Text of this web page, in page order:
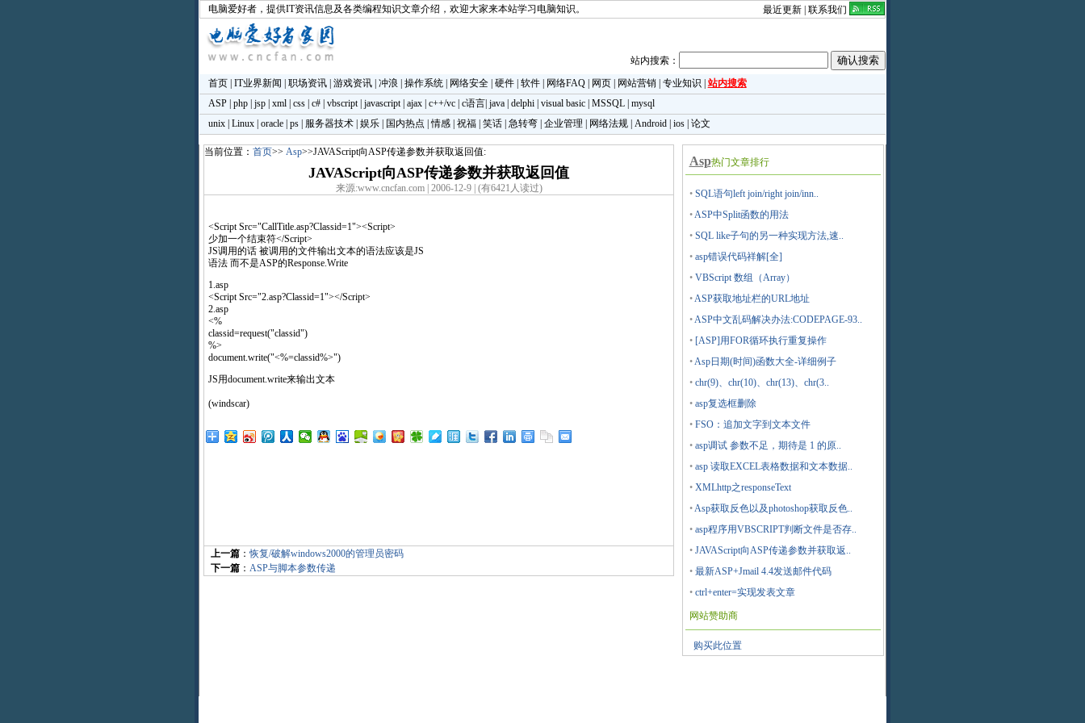
电脑爱好者 ，提供IT资讯信息及各类编程知识文章介绍，欢迎大家来本站学习电脑知识。 最近更新 联系我们
站内搜索：
首页| IT业界新闻 职场资讯| 游戏资讯| 冲浪 操作系统| 网络安全| 硬件| 软件| 网络FAQ| 网页| 网站营销| 专业知识
站内搜索
ASP| php| jsp| xml| css| c#| vbscript| javascript| ajax| c++/vc| c语言| java| delphi| visual basic| MSSQL| mysql
unix| Linux| oracle| ps| 服务器技术| 娱乐| 国内热点 |情感| 祝福| 笑话| 急转弯| 企业管理 网络法规| Android| ios| 论文
当前位置： 首页>> Asp>>JAVAScript向ASP传递参数并获取返回值:
JAVAScript向ASP传递参数并获取返回值
来源:www.cncfan.com | 2006-12-9 | (有6421人读过)
<Script Src="CallTitle.asp?Classid=1"><Script>
少加一个结束符</Script>
JS调用的话 被调用的文件输出文本的语法应该是JS
语法 而不是ASP的Response.Write
1.asp
<Script Src="2.asp?Classid=1"></Script>
2.asp
<%
classid=request("classid")
%>
document.write("<%=classid%>")
JS用document.write来输出文本
(windscar)
上一篇 ：恢复/破解windows2000的管理员密码
下一篇 ： ASP与脚本参数传递
Asp热门文章排行
• SQL语句left join/right join/inn..
•ASP中Split函数的用法
• SQL like子句的另一种实现方法,速..
• asp错误代码祥解[全]
• VBScript 数组（Array）
•ASP获取地址栏的URL地址
•ASP中文乱码解决办法:CODEPAGE-93..
• [ASP]用FOR循环执行重复操作
•Asp日期(时间)函数大全-详细例子
• chr(9)、chr(10)、chr(13)、chr(3..
• asp复选框删除
• FSO：追加文字到文本文件
• asp调试 参数不足，期待是 1 的原..
• asp 读取EXCEL表格数据和文本数据..
• XMLhttp之responseText
•Asp获取反色以及photoshop获取反色..
• asp程序用VBSCRIPT判断文件是否存..
• JAVAScript向ASP传递参数并获取返..
• 最新ASP+Jmail 4.4发送邮件代码
• ctrl+enter=实现发表文章
网站赞助商
购买此位置